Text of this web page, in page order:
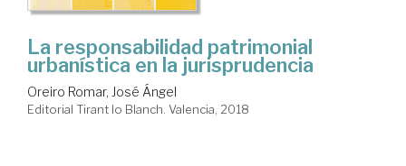
La responsabilidad patrimonial
urbanística en la jurisprudencia
Oreiro Romar, José Ángel
Editorial Tirant lo Blanch. Valencia, 2018